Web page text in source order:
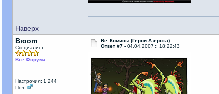
Наверх
Broom
Специалист
Вне Форума
Настрочил: 1 244
Пол:
Re: Комисы (Герои Азерота)
Ответ #7 - 04.04.2007 :: 18:22:43